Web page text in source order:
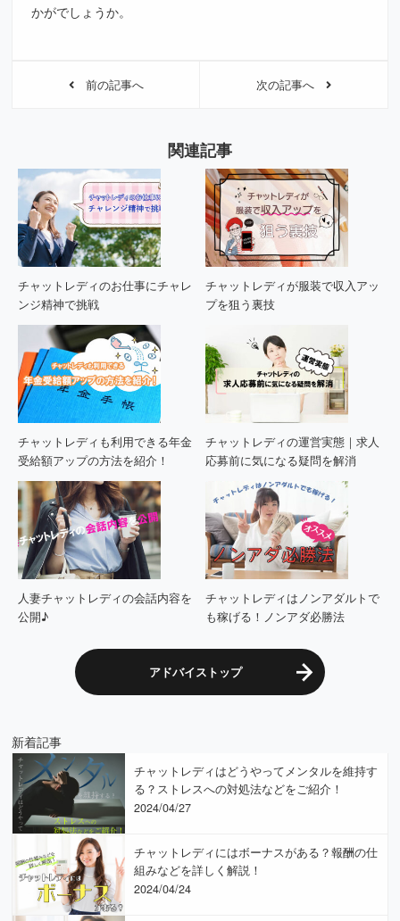
かがでしょうか。
前の記事へ 次の記事へ
関連記事
チャットレディのお仕事にチャレ
ンジ精神で挑戦
チャットレディが服装で収入アッ
プを狙う裏技
チャットレディも利用できる年金
受給額アップの方法を紹介！
チャットレディの運営実態｜求人
応募前に気になる疑問を解消
人妻チャットレディの会話内容を
公開♪
チャットレディはノンアダルトで
も稼げる！ノンアダ必勝法
アドバイストップ
新着記事
チャットレディはどうやってメンタルを維持す
る？ストレスへの対処法などをご紹介！
2024/04/27
チャットレディにはボーナスがある？報酬の仕
組みなどを詳しく解説！
2024/04/24